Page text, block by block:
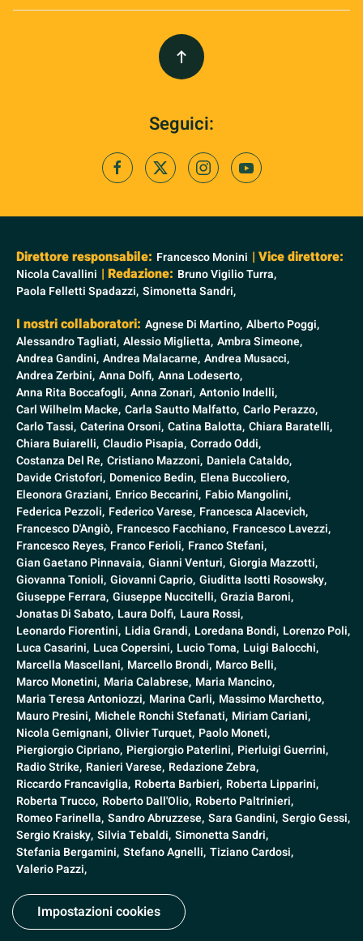
Seguici:
Direttore responsabile: Francesco Monini | Vice direttore:
Nicola Cavallini | Redazione: Bruno Vigilio Turra,
Paola Felletti Spadazzi, Simonetta Sandri,
I nostri collaboratori: Agnese Di Martino, Alberto Poggi,
Alessandro Tagliati, Alessio Miglietta, Ambra Simeone,
Andrea Gandini, Andrea Malacarne, Andrea Musacci,
Andrea Zerbini, Anna Dolfi, Anna Lodeserto,
Anna Rita Boccafogli, Anna Zonari, Antonio Indelli,
Carl Wilhelm Macke, Carla Sautto Malfatto, Carlo Perazzo,
Carlo Tassi, Caterina Orsoni, Catina Balotta, Chiara Baratelli,
Chiara Buiarelli, Claudio Pisapia, Corrado Oddi,
Costanza Del Re, Cristiano Mazzoni, Daniela Cataldo,
Davide Cristofori, Domenico Bedin, Elena Buccoliero,
Eleonora Graziani, Enrico Beccarini, Fabio Mangolini,
Federica Pezzoli, Federico Varese, Francesca Alacevich,
Francesco D'Angiò, Francesco Facchiano, Francesco Lavezzi,
Francesco Reyes, Franco Ferioli, Franco Stefani,
Gian Gaetano Pinnavaia, Gianni Venturi, Giorgia Mazzotti,
Giovanna Tonioli, Giovanni Caprio, Giuditta Isotti Rosowsky,
Giuseppe Ferrara, Giuseppe Nuccitelli, Grazia Baroni,
Jonatas Di Sabato, Laura Dolfi, Laura Rossi,
Leonardo Fiorentini, Lidia Grandi, Loredana Bondi, Lorenzo Poli,
Luca Casarini, Luca Copersini, Lucio Toma, Luigi Balocchi,
Marcella Mascellani, Marcello Brondi, Marco Belli,
Marco Monetini, Maria Calabrese, Maria Mancino,
Maria Teresa Antoniozzi, Marina Carli, Massimo Marchetto,
Mauro Presini, Michele Ronchi Stefanati, Miriam Cariani,
Nicola Gemignani, Olivier Turquet, Paolo Moneti,
Piergiorgio Cipriano, Piergiorgio Paterlini, Pierluigi Guerrini,
Radio Strike, Ranieri Varese, Redazione Zebra,
Riccardo Francaviglia, Roberta Barbieri, Roberta Lipparini,
Roberta Trucco, Roberto Dall'Olio, Roberto Paltrinieri,
Romeo Farinella, Sandro Abruzzese, Sara Gandini, Sergio Gessi,
Sergio Kraisky, Silvia Tebaldi, Simonetta Sandri,
Stefania Bergamini, Stefano Agnelli, Tiziano Cardosi,
Valerio Pazzi,
Impostazioni cookies